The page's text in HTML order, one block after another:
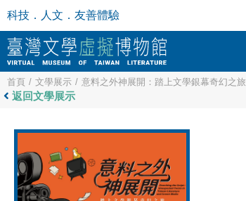
科技．人文．友善體驗
首頁 / 文學展示 / 意料之外神展開：踏上文學銀幕奇幻之旅
返回文學展示